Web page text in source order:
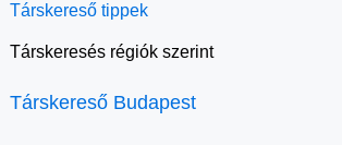
Társkereső tippek
Társkeresés régiók szerint
Társkereső Budapest